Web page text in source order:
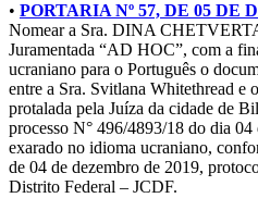
• PORTARIA Nº 57, DE 05 DE
Nomear a Sra. DINA
Juramentada “AD HOC”, com a
ucraniano para o Português o
entre a Sra. Svitlana Whitethread e
protalada pela Juíza da cidade de
processo N° 496/4893/18 do dia
exarado no idioma ucraniano,
de 04 de dezembro de 2019,
Distrito Federal – JCDF.